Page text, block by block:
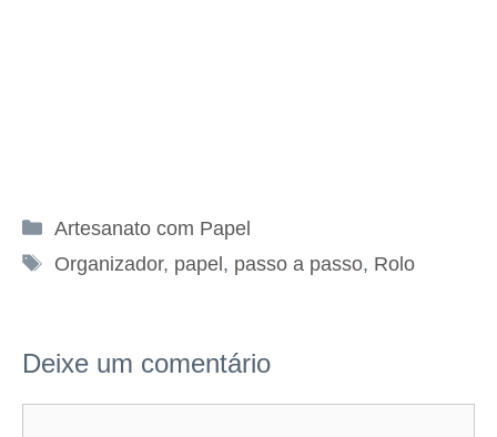
Categorias
Artesanato com Papel
Tags
Organizador, papel, passo a passo, Rolo
Deixe um comentário